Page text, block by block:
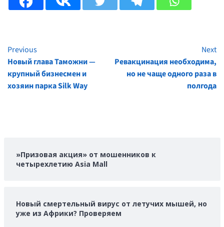
Continue
Reading
Previous
Новый глава Таможни —
крупный бизнесмен и
хозяин парка Silk Way
Next
Ревакцинация необходима,
но не чаще одного раза в
полгода
»Призовая акция» от мошенников к
четырехлетию Asia Mall
Новый смертельный вирус от летучих мышей, но
уже из Африки? Проверяем